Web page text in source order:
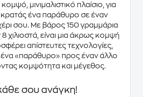
μινιμαλιστικό πλαίσιο, για
κρατάς ένα παράθυρο σε έναν
σου. Με βάρος 150 γραμμάρια
χιλιοστά , είναι μια άκρως κομψή
απίστευτες τεχνολογίες,
ένα «παράθυρο» προς έναν άλλο
κομψότητα και μέγεθος.
κάθε σου ανάγκη!